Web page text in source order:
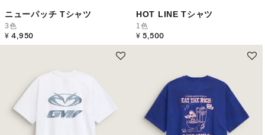
ニューパッチ Tシャツ
3色
¥ 4,950
HOT LINE Tシャツ
1色
¥ 5,500